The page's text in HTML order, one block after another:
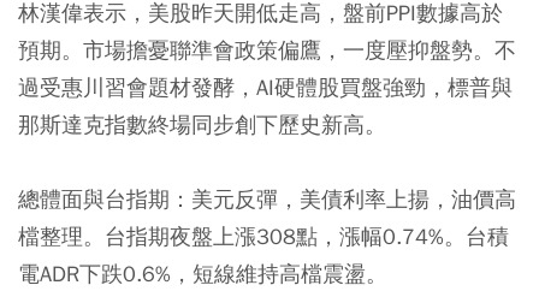
林漢偉表示，美股昨天開低走高，盤前PPI數據高於
預期。市場擔憂聯準會政策偏鷹，一度壓抑盤勢。不
過受惠川習會題材發酵，AI硬體股買盤強勁，標普與
那斯達克指數終場同步創下歷史新高。
總體面與台指期：美元反彈，美債利率上揚，油價高
檔整理。台指期夜盤上漲308點，漲幅0.74%。台積
電ADR下跌0.6%，短線維持高檔震盪。